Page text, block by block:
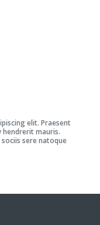
elit. Praesent
hendrerit mauris.
sociis sere natoque